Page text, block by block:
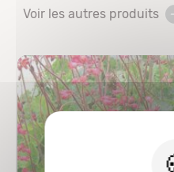
Voir les autres produits